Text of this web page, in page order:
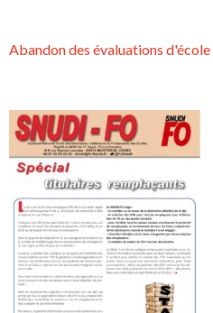
Abandon des évaluations d'école